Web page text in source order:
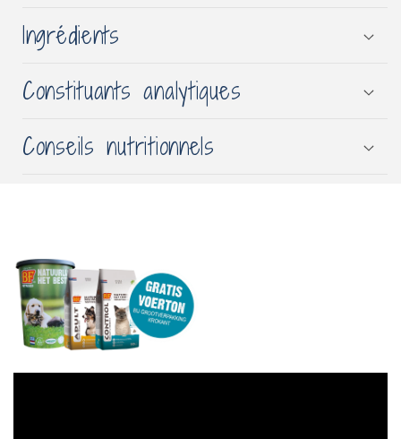
Ingrédients
Constituants analytiques
Conseils nutritionnels